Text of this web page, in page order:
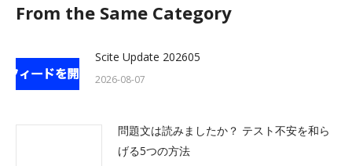
From the Same Category
Scite Update 202605
2026-08-07
問題文は読みましたか？ テスト不安を和ら
げる5つの方法